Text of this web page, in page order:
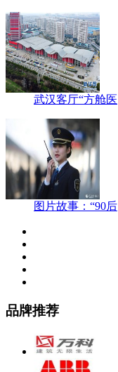
武汉客厅“方舱医
图片故事：“90后
品牌推荐